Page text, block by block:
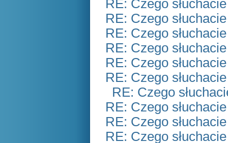
RE: Czego
RE: Czego
RE: Czego
RE: Czego
RE: Czego
RE: Czego
RE: Czego
RE: Czego
RE: Czego
RE: Czego